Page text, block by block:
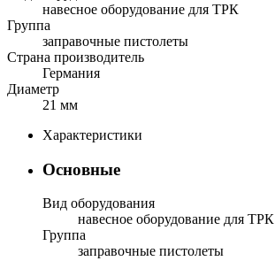
навесное оборудование для ТРК
Группа
заправочные пистолеты
Страна производитель
Германия
Диаметр
21 мм
Характеристики
Основные
Вид оборудования
навесное оборудование для ТРК
Группа
заправочные пистолеты